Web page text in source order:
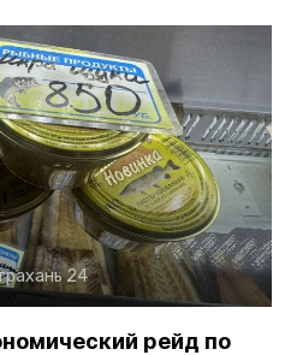
24
рейд по